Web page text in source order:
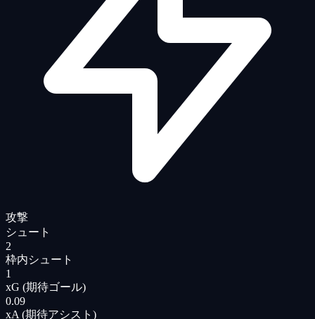
攻撃
シュート
2
枠内シュート
1
xG (期待ゴール)
0.09
xA (期待アシスト)